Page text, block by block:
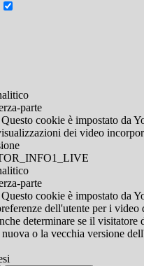
parte
Questo cookie è impostato da
dei video
parte
Questo cookie è impostato da
dell'utente per i video
determinare se il visitatore
o la vecchia versione